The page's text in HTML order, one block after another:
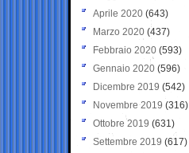
Aprile 2020 (643)
Marzo 2020 (437)
Febbraio 2020 (593)
Gennaio 2020 (596)
Dicembre 2019 (542)
Novembre 2019 (316)
Ottobre 2019 (631)
Settembre 2019 (617)